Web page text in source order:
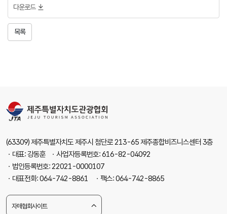
다운로드
목록
(63309) 제주특별자치도 제주시 첨단로 213-65 제주종합비즈니스센터 3층
ㆍ대표: 강동훈 ㆍ사업자등록번호: 616-82-04092
ㆍ법인등록번호: 22021-0000107
ㆍ대표전화: 064-742-8861 ㆍ팩스: 064-742-8865
자매협회사이트